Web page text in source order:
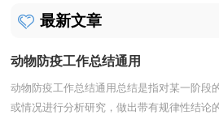
最新文章
动物防疫工作总结通用
动物防疫工作总结通用总结是指对某一阶段
或情况进行分析研究，做出带有规律性结论